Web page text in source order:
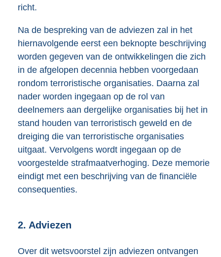
richt.
Na de bespreking van de adviezen zal in het
hiernavolgende eerst een beknopte beschrijving
worden gegeven van de ontwikkelingen die zich
in de afgelopen decennia hebben voorgedaan
rondom terroristische organisaties. Daarna zal
nader worden ingegaan op de rol van
deelnemers aan dergelijke organisaties bij het in
stand houden van terroristisch geweld en de
dreiging die van terroristische organisaties
uitgaat. Vervolgens wordt ingegaan op de
voorgestelde strafmaatverhoging. Deze memorie
eindigt met een beschrijving van de financiële
consequenties.
2. Adviezen
Over dit wetsvoorstel zijn adviezen ontvangen